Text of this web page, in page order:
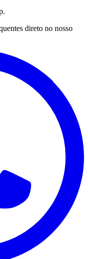
direto no nosso